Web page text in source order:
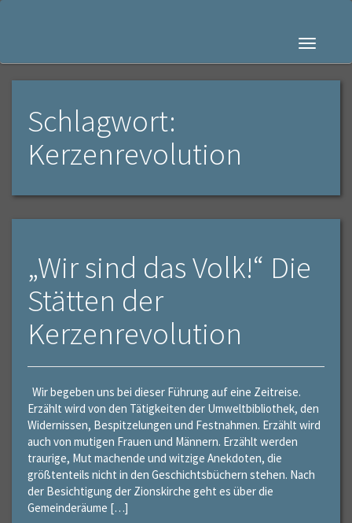
Schlagwort:
Kerzenrevolution
„Wir sind das Volk!“ Die
Stätten der
Kerzenrevolution
Wir begeben uns bei dieser Führung auf eine Zeitreise.
Erzählt wird von den Tätigkeiten der Umweltbibliothek, den
Widernissen, Bespitzelungen und Festnahmen. Erzählt wird
auch von mutigen Frauen und Männern. Erzählt werden
traurige, Mut machende und witzige Anekdoten, die
größtenteils nicht in den Geschichtsbüchern stehen. Nach
der Besichtigung der Zionskirche geht es über die
Gemeinderäume […]